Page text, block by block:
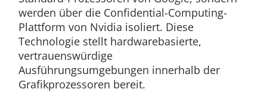
werden über die Confidential-Computing-
Plattform von Nvidia isoliert. Diese
Technologie stellt hardwarebasierte,
vertrauenswürdige
Ausführungsumgebungen innerhalb der
Grafikprozessoren bereit.